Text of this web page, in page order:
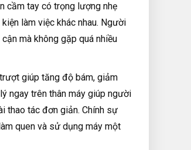
cầm tay có trọng lượng nhẹ
làm việc khác nhau. Người
mà không gặp quá nhiều
giúp tăng độ bám, giảm
ngay trên thân máy giúp người
thao tác đơn giản. Chính sự
quen và sử dụng máy một